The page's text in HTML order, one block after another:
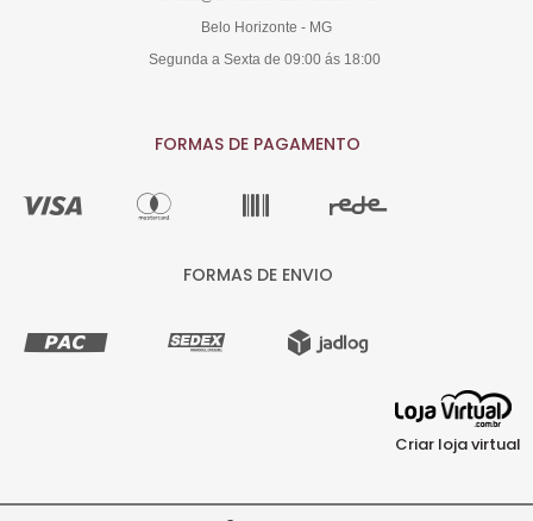
Belo Horizonte - MG
Segunda a Sexta de 09:00 ás 18:00
FORMAS DE PAGAMENTO
FORMAS DE ENVIO
Criar loja virtual